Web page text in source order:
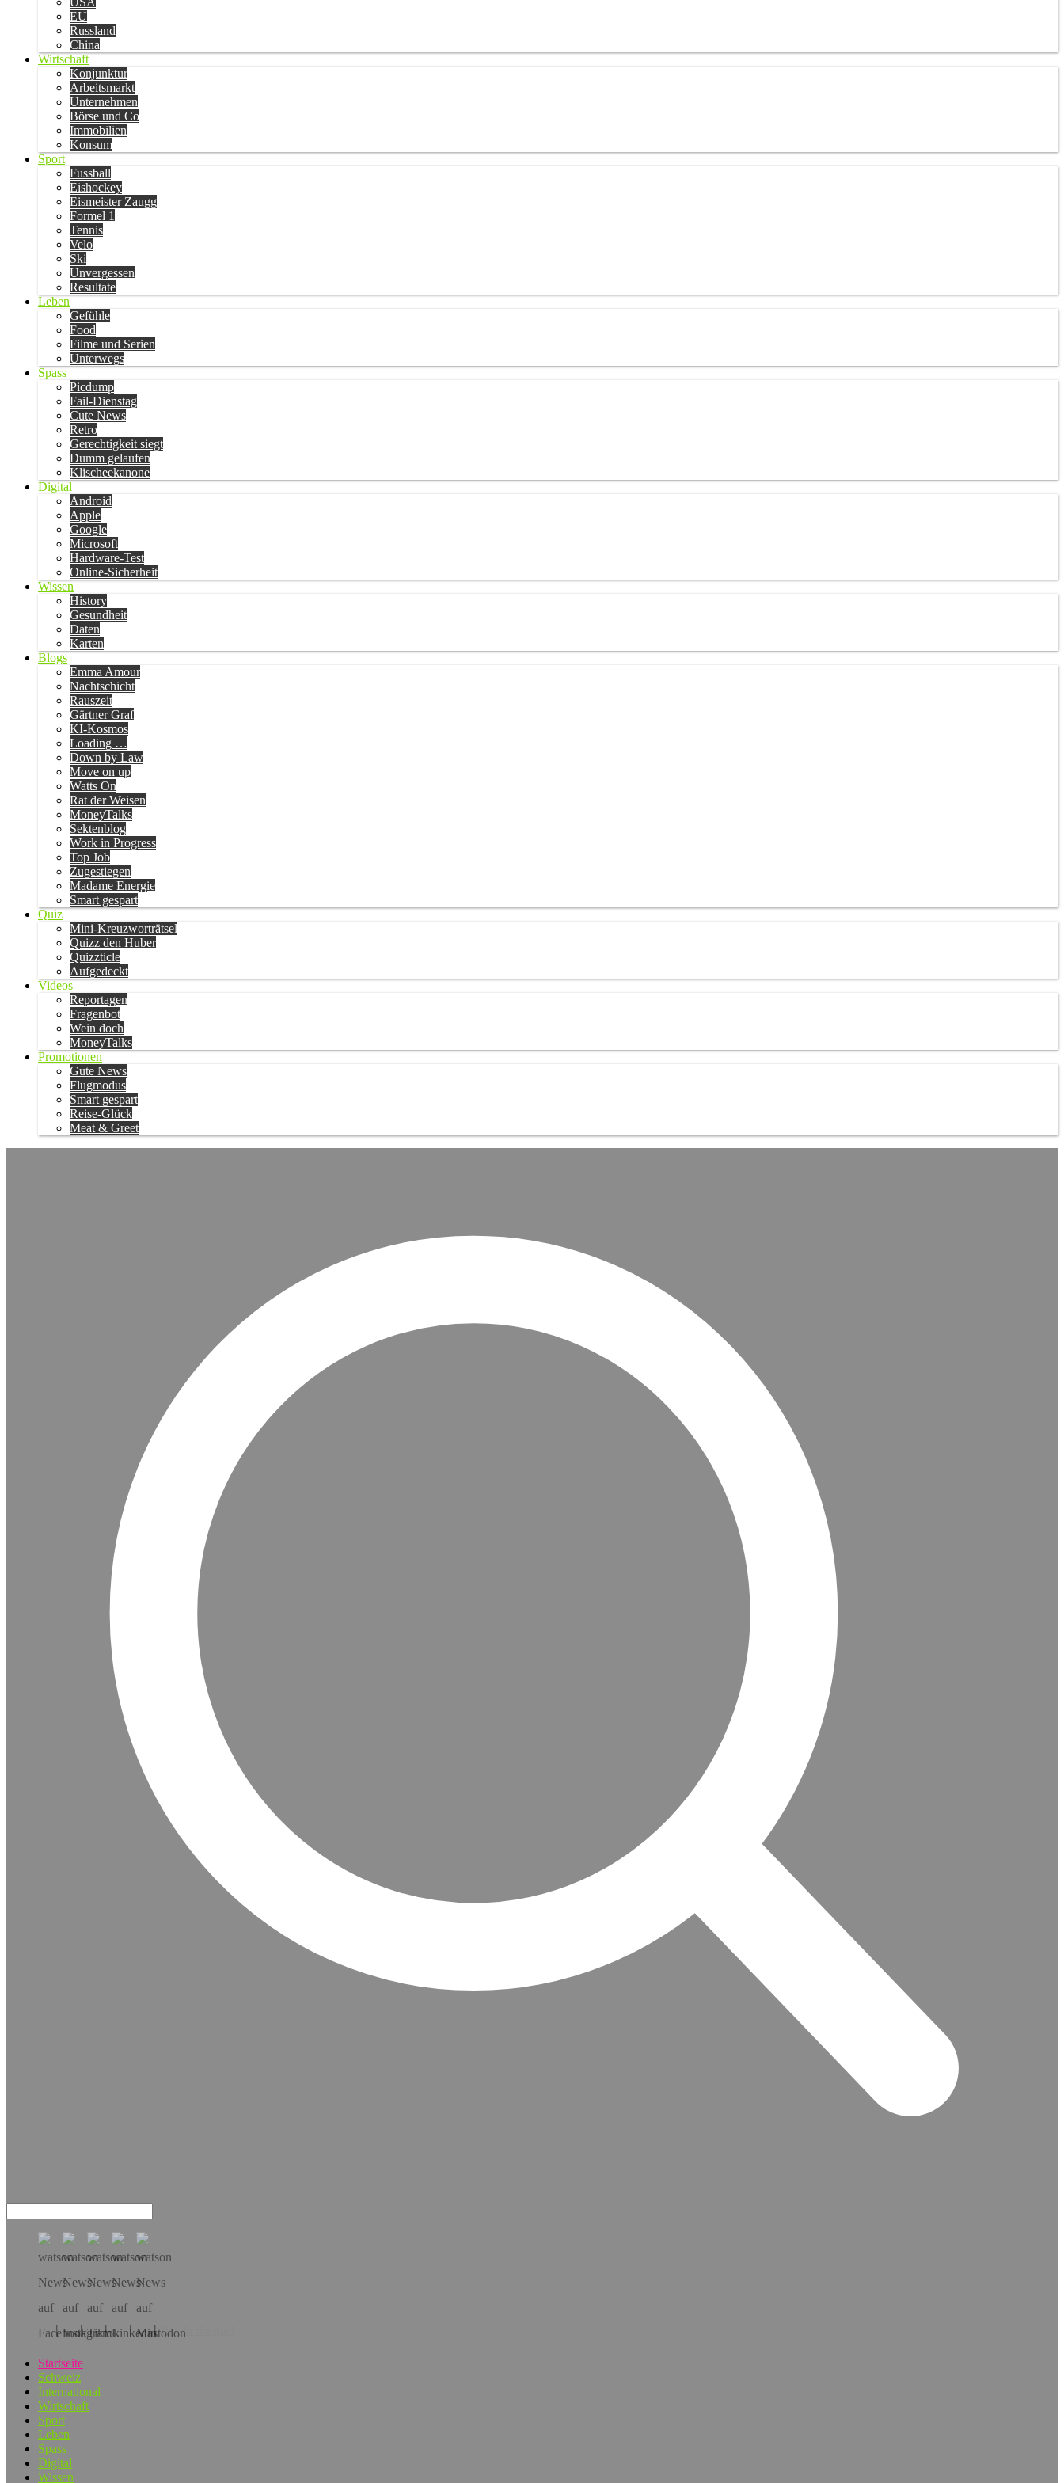
EU
Russland
China
Wirtschaft
Konjunktur
Arbeitsmarkt
Unternehmen
Börse und Co
Immobilien
Konsum
Sport
Fussball
Eishockey
Eismeister Zaugg
Formel 1
Tennis
Velo
Ski
Unvergessen
Resultate
Leben
Gefühle
Food
Filme und Serien
Unterwegs
Spass
Picdump
Fail-Dienstag
Cute News
Retro
Gerechtigkeit siegt
Dumm gelaufen
Klischeekanone
Digital
Android
Apple
Google
Microsoft
Hardware-Test
Online-Sicherheit
Wissen
History
Gesundheit
Daten
Karten
Blogs
Emma Amour
Nachtschicht
Rauszeit
Gärtner Graf
KI-Kosmos
Loading …
Down by Law
Move on up
Watts On
Rat der Weisen
MoneyTalks
Sektenblog
Work in Progress
Top Job
Zugestiegen
Madame Energie
Smart gespart
Quiz
Mini-Kreuzworträtsel
Quizz den Huber
Quizzticle
Aufgedeckt
Videos
Reportagen
Fragenbot
Wein doch
MoneyTalks
Promotionen
Gute News
Flugmodus
Smart gespart
Reise-Glück
Meat & Greet
Hol dir die App!
Startseite
Schweiz
International
Wirtschaft
Sport
Leben
Spass
Digital
Wissen